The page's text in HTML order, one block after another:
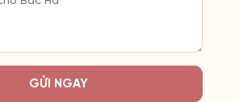
GỬI NGAY